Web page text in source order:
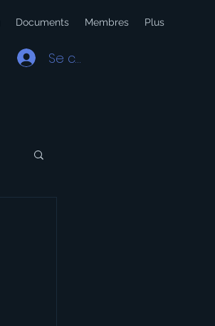
Documents Membres Plus
Se connecter